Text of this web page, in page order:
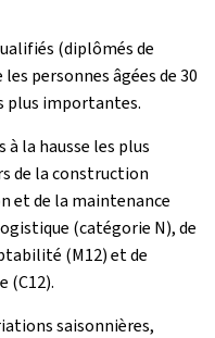
(diplômés de
personnes âgées de 30
plus importantes.
la hausse les plus
de la construction
et de la maintenance
(catégorie N), de
(M12) et de
(C12).
saisonnières,